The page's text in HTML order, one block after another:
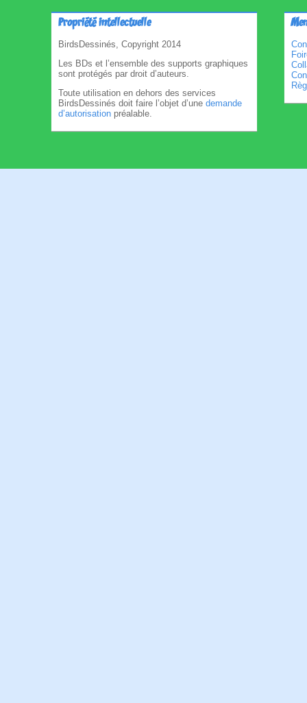
Propriété intellectuelle
BirdsDessinés, Copyright 2014
Les BDs et l’ensemble des supports graphiques
sont protégés par droit d’auteurs.
Toute utilisation en dehors des services
BirdsDessinés doit faire l’objet d’une demande
d’autorisation préalable.